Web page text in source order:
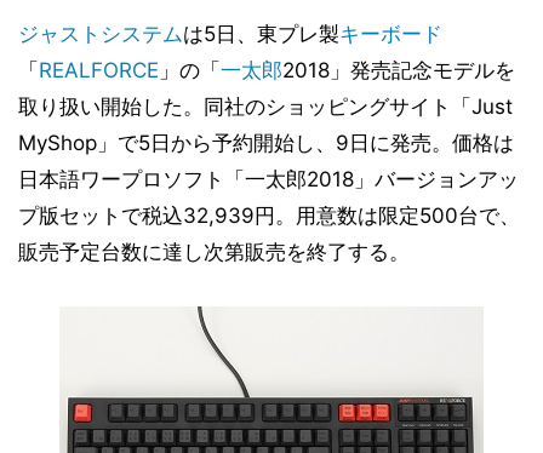
ジャストシステムは5日、東プレ製キーボード
「 REALFORCE 」の「 一太郎2018」発売記念モデルを
取り扱い開始した。同社のショッピングサイト「Just
MyShop」で5日から予約開始し、9日に発売。価格は
日本語ワープロソフト「一太郎2018」バージョンアッ
プ版セットで税込32,939円。用意数は限定500台で、
販売予定台数に達し次第販売を終了する。